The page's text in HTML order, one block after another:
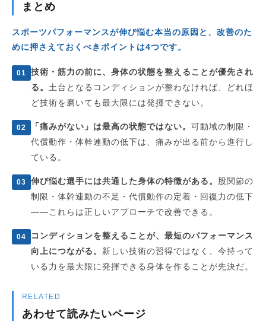
まとめ
スポーツパフォーマンスが伸び悩む本当の原因と、改善のた
めに押さえておくべきポイントは4つです。
01
技術・筋力の前に、身体の状態を整えることが優先され
る。 土台となるコンディションが整わなければ、どれほ
ど技術を磨いても最大限には発揮できない。
02 「痛みがない」は最高の状態ではない。 可動域の制限・
代償動作・体幹連動の低下は、痛みが出る前から進行し
ている。
03 伸び悩む選手には共通した身体の特徴がある。 股関節の
制限・体幹連動の不足・代償動作の定着・回復力の低下
——これらは正しいアプローチで改善できる。
04
コンディションを整えることが、最短のパフォーマンス
向上につながる。 新しい技術の習得ではなく、今持って
いる力を最大限に発揮できる身体を作ることが先決だ。
RELATED
あわせて読みたいページ